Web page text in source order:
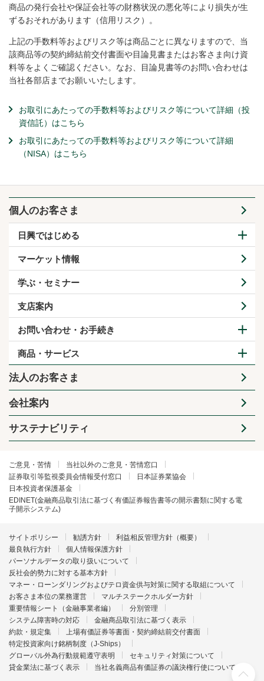
商品の発行会社や保証会社等の財務状況の悪化等により損失が生
ずるおそれがあります（信用リスク）。
上記の手数料等およびリスク等は商品ごとに異なりますので、当
該商品等の契約締結前交付書面や目論見書またはお客さま向け資
料等をよくご確認ください。なお、目論見書等のお問い合わせは
当社各部店までお願いいたします。
お取引にあたっての手数料等およびリスク等について詳細（投
資信託）はこちら
お取引にあたっての手数料等およびリスク等について詳細
（NISA）はこちら
個人のお客さま
日興ではじめる
マーケット情報
学ぶ・セミナー
支店案内
お問い合わせ・お手続き
商品・サービス
法人のお客さま
会社案内
サステナビリティ
ご意見・苦情
当社以外のご意見・苦情窓口
証券取引等監視委員会情報受付窓口
日本証券業協会
日本投資者保護基金
EDINET(金融商品取引法に基づく有価証券報告書等の開示書類に関する電
子開示システム)
サイトポリシー 勧誘方針
利益相反管理方針（概要）
最良執行方針
個人情報保護方針
パーソナルデータの取り扱いについて
反社会的勢力に対する基本方針
マネー・ローンダリングおよびテロ資金供与対策に関する取組について
お客さま本位の業務運営
マルチステークホルダー方針
重要情報シート（金融事業者編）
分別管理
システム障害時の対応
金融商品取引法に基づく表示
約款・規定集
上場有価証券等書面・契約締結前交付書面
特定投資家向け銘柄制度（J-Ships）
グローバル外為行動規範遵守表明
セキュリティ対策について
貸金業法に基づく表示
当社名義商品有価証券の議決権行使について